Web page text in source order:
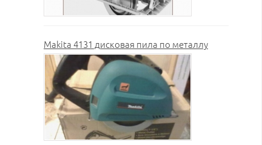
Makita 4131 дисковая пила по металлу